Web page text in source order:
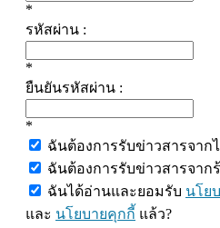
*
รหัสผ่าน :
*
ยืนยันรหัสผ่าน :
*
ฉันต้องการรับข่าวสารจาก
ฉันต้องการรับข่าวสารจาก
ฉันได้อ่านและยอมรับ นโย
และ นโยบายคุกกี้ แล้ว?